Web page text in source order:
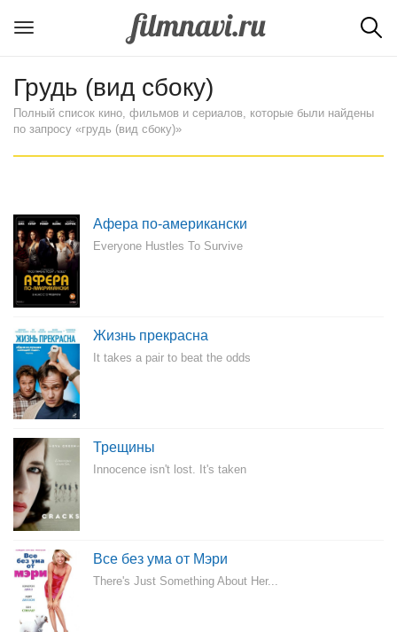
Грудь (вид сбоку)
Полный список кино, фильмов и сериалов, которые были найдены
по запросу «грудь (вид сбоку)»
Афера по-американски
Everyone Hustles To Survive
Жизнь прекрасна
It takes a pair to beat the odds
Трещины
Innocence isn't lost. It's taken
Все без ума от Мэри
There's Just Something About Her...